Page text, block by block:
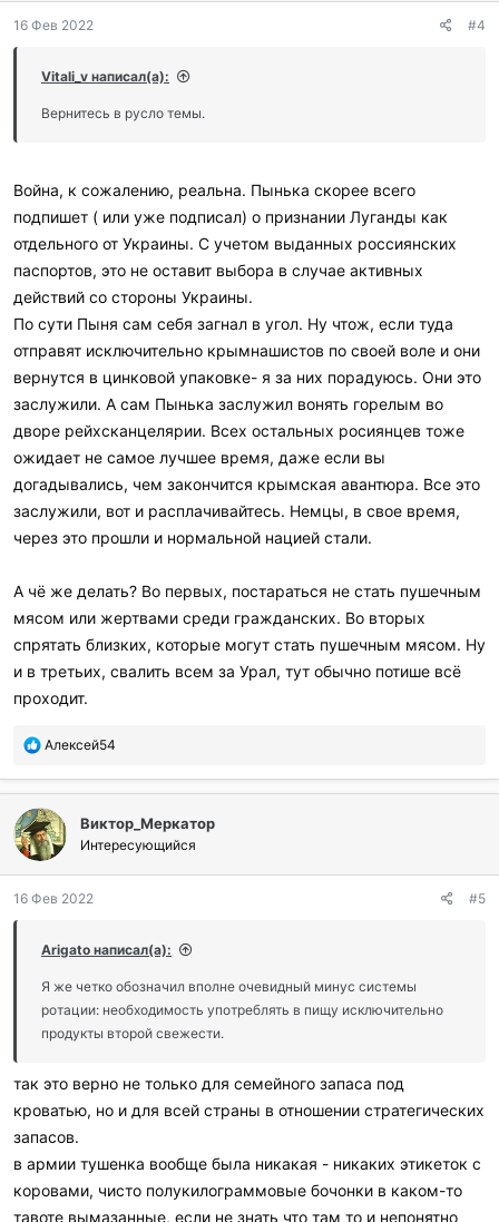
а
и
и
16 Фев 2022 #4
Vitali_v написал(а):
Вернитесь в русло темы.
Война, к сожалению, реальна. Пынька скорее всего
подпишет ( или уже подписал) о признании Луганды как
отдельного от Украины. С учетом выданных россиянских
паспортов, это не оставит выбора в случае активных
действий со стороны Украины.
По сути Пыня сам себя загнал в угол. Ну чтож, если туда
отправят исключительно крымнашистов по своей воле и они
вернутся в цинковой упаковке- я за них порадуюсь. Они это
заслужили. А сам Пынька заслужил вонять горелым во
дворе рейхсканцелярии. Всех остальных росиянцев тоже
ожидает не самое лучшее время, даже если вы
догадывались, чем закончится крымская авантюра. Все это
заслужили, вот и расплачивайтесь. Немцы, в свое время,
через это прошли и нормальной нацией стали.
А чё же делать? Во первых, постараться не стать пушечным
мясом или жертвами среди гражданских. Во вторых
спрятать близких, которые могут стать пушечным мясом. Ну
и в третьих, свалить всем за Урал, тут обычно потише всё
проходит.
П
б
а
г
о
а
и
и
:
Алексей54
Виктор_Меркатор
Интересующийся
16 Фев 2022 #5
Arigato написал(а):
Я же четко обозначил вполне очевидный минус системы
ротации: необходимость употреблять в пищу исключительно
продукты второй свежести.
так это верно не только для семейного запаса под
кроватью, но и для всей страны в отношении стратегических
запасов.
в армии тушенка вообще была никакая - никаких этикеток с
коровами, чисто полукилограммовые бочонки в каком-то
тавоте вымазанные, если не знать что там то и непонятно